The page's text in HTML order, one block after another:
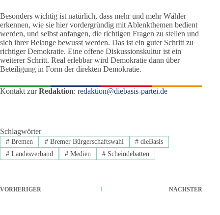
Besonders wichtig ist natürlich, dass mehr und mehr Wähler
erkennen, wie sie hier vordergründig mit Ablenkthemen bedient
werden, und selbst anfangen, die richtigen Fragen zu stellen und
sich ihrer Belange bewusst werden. Das ist ein guter Schritt zu
richtiger Demokratie. Eine offene Diskussionskultur ist ein
weiterer Schritt. Real erlebbar wird Demokratie dann über
Beteiligung in Form der direkten Demokratie.
Kontakt zurRedaktion: redaktion@diebasis-partei.de
Schlagwörter
#Bremen #Bremer Bürgerschaftswahl # dieBasis
#Landesverband #Medien # Scheindebatten
VORHERIGER NÄCHSTER